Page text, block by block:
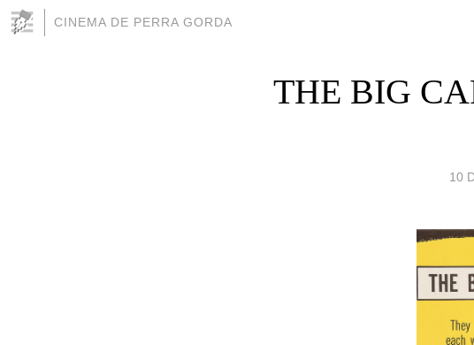
CINEMA DE PERRA GORDA
THE BIG
10